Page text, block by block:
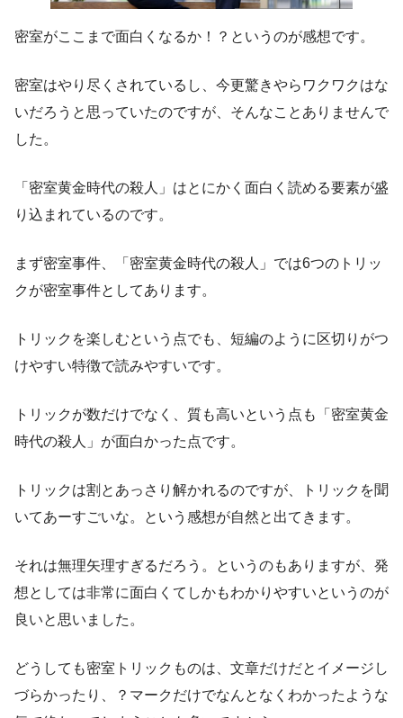
密室がここまで面白くなるか！？というのが感想です。
密室はやり尽くされているし、今更驚きやらワクワクはな
いだろうと思っていたのですが、そんなことありませんで
した。
「密室黄金時代の殺人」はとにかく面白く読める要素が盛
り込まれているのです。
まず密室事件、「密室黄金時代の殺人」では6つのトリッ
クが密室事件としてあります。
トリックを楽しむという点でも、短編のように区切りがつ
けやすい特徴で読みやすいです。
トリックが数だけでなく、質も高いという点も「密室黄金
時代の殺人」が面白かった点です。
トリックは割とあっさり解かれるのですが、トリックを聞
いてあーすごいな。という感想が自然と出てきます。
それは無理矢理すぎるだろう。というのもありますが、発
想としては非常に面白くてしかもわかりやすいというのが
良いと思いました。
どうしても密室トリックものは、文章だけだとイメージし
づらかったり、？マークだけでなんとなくわかったような